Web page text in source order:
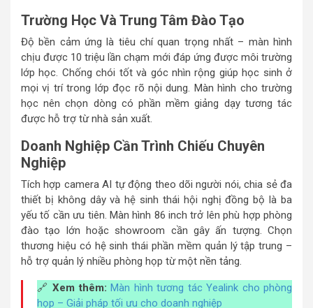
Trường Học Và Trung Tâm Đào Tạo
Độ bền cảm ứng là tiêu chí quan trọng nhất – màn hình
chịu được 10 triệu lần chạm mới đáp ứng được môi trường
lớp học. Chống chói tốt và góc nhìn rộng giúp học sinh ở
mọi vị trí trong lớp đọc rõ nội dung. Màn hình cho trường
học nên chọn dòng có phần mềm giảng dạy tương tác
được hỗ trợ từ nhà sản xuất.
Doanh Nghiệp Cần Trình Chiếu Chuyên
Nghiệp
Tích hợp camera AI tự động theo dõi người nói, chia sẻ đa
thiết bị không dây và hệ sinh thái hội nghị đồng bộ là ba
yếu tố cần ưu tiên. Màn hình 86 inch trở lên phù hợp phòng
đào tạo lớn hoặc showroom cần gây ấn tượng. Chọn
thương hiệu có hệ sinh thái phần mềm quản lý tập trung –
hỗ trợ quản lý nhiều phòng họp từ một nền tảng.
🔗 Xem thêm: Màn hình tương tác Yealink cho phòng
họp – Giải pháp tối ưu cho doanh nghiệp